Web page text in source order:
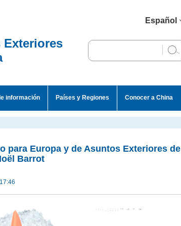
Español
English
Exteriores
información Países y Regiones Conocer a China
para Europa y de Asuntos Exteriores de
Barrot